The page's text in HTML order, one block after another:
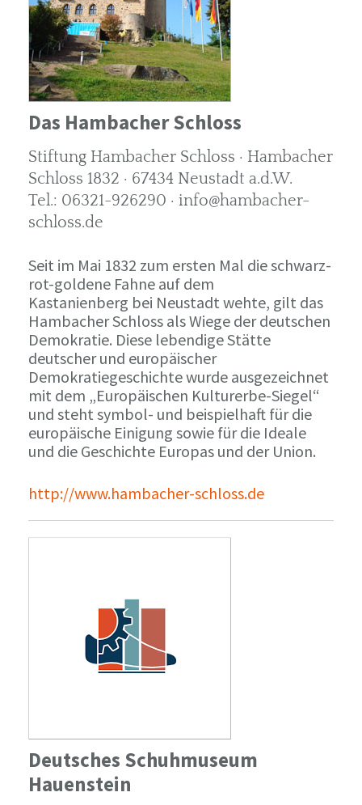
Das Hambacher Schloss
Stiftung Hambacher Schloss · Hambacher
Schloss 1832 · 67434 Neustadt a.d.W.
Tel.: 06321-926290 · info@hambacher-
schloss.de
Seit im Mai 1832 zum ersten Mal die schwarz-
rot-goldene Fahne auf dem
Kastanienberg bei Neustadt wehte, gilt das
Hambacher Schloss als Wiege der deutschen
Demokratie. Diese lebendige Stätte
deutscher und europäischer
Demokratiegeschichte wurde ausgezeichnet
mit dem „Europäischen Kulturerbe-Siegel“
und steht symbol- und beispielhaft für die
europäische Einigung sowie für die Ideale
und die Geschichte Europas und der Union.
http://www.hambacher-schloss.de
Deutsches Schuhmuseum
Hauenstein